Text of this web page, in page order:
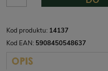
Kod produktu: 14137
Kod EAN: 5908450548637
OPIS